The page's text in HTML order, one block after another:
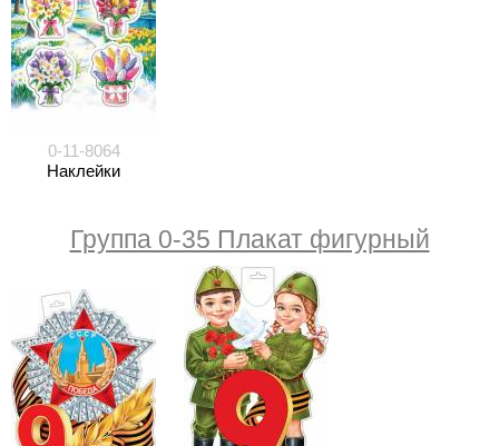
0-11-8064
Наклейки
Группа 0-35 Плакат фигурный